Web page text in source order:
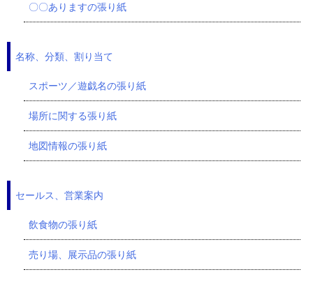
〇〇ありますの張り紙
名称、分類、割り当て
スポーツ／遊戯名の張り紙
場所に関する張り紙
地図情報の張り紙
セールス、営業案内
飲食物の張り紙
売り場、展示品の張り紙